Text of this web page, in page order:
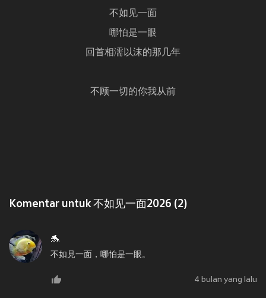
不如见一面
哪怕是一眼
回首相濡以沫的那几年
不顾一切的你我从前
Komentar untuk 不如见一面2026 (2)
🐬
不如見一面，哪怕是一眼。
4 bulan yang lalu